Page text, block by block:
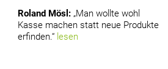
Roland Mösl : „Man wollte wohl
Kasse machen statt neue Produkte
erfinden.“ lesen